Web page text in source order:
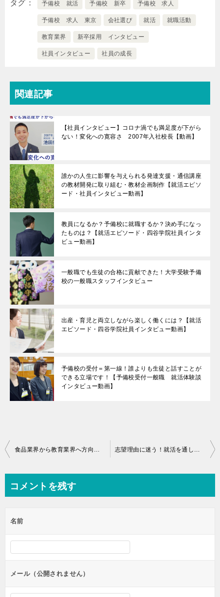
タグ 予備校 就活 予備校 新卒 予備校 求人
予備校 求人 東京 会社選び 就活 就職活動
教育業界 新卒採用 インタビュー
社員インタビュー 社員の成長
関連記事
【社員インタビュー】コロナ渦でも満足度が下がら
ない！変化への寛容さ 2007年入社校長【動画】
誰かの人生に影響を与えられる発達支援・通信講座
の教材開発に取り組む・教材企画制作【就活エピソ
ード・社員インタビュー動画】
教員になるか？予備校に就職するか？決め手になっ
たものは？【就活エピソード・四谷学院社員インタ
ビュー動画】
一般職でも生徒の合格に貢献できた！大学受験予備
校の一般職スタッフインタビュー
出産・育児と両立しながら楽しく働くには？【就活
エピソード・四谷学院社員インタビュー動画】
予備校の受付＝第一線！誰よりも生徒と話すことが
できる立場です！【予備校受付一般職 就活体験談
インタビュー動画】
投
ビ
ー
シ
ン
コメントを残す
名前
メール（公開されません）